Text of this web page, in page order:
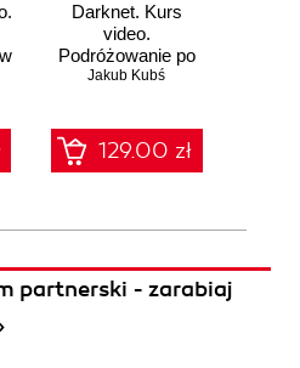
Darknet. Kurs
video.
Podróżowanie po
ciemnej stronie
Jakub Kubś
129.00 zł
partnerski - zarabiaj